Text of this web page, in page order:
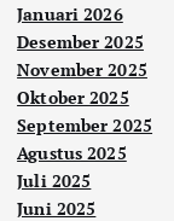
Januari 2026
Desember 2025
November 2025
Oktober 2025
September 2025
Agustus 2025
Juli 2025
Juni 2025